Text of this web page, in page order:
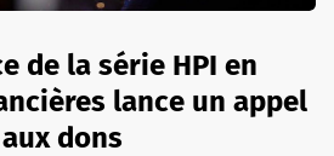
de la série HPI en
lance un appel
aux dons